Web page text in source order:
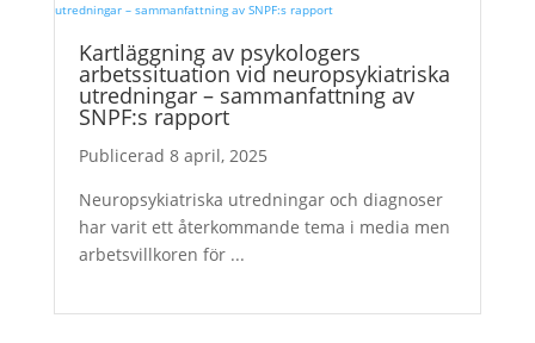
Kartläggning av psykologers
arbetssituation vid neuropsykiatriska
utredningar – sammanfattning av
SNPF:s rapport
8 april, 2025
Neuropsykiatriska utredningar och diagnoser
har varit ett återkommande tema i media men
arbetsvillkoren för ...